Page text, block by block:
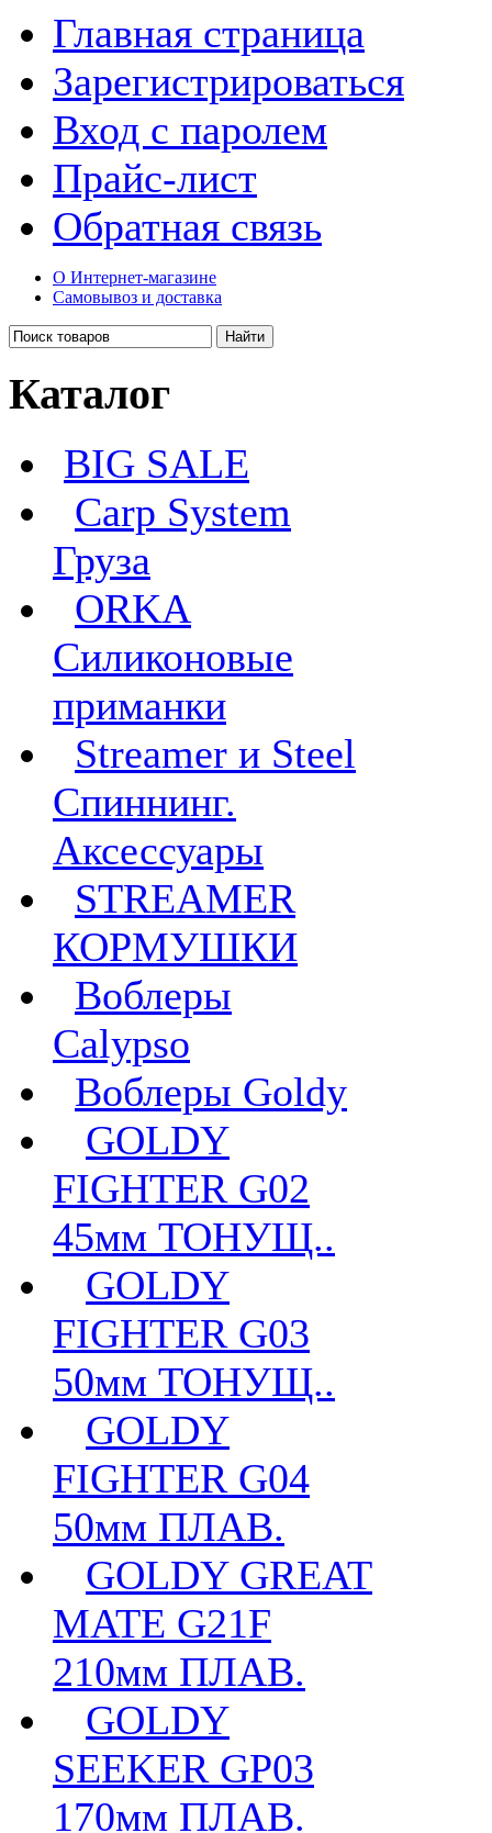
Главная страница
Зарегистрироваться
Вход с паролем
Прайс-лист
Обратная связь
О Интернет-магазине
Самовывоз и доставка
Каталог
BIG SALE
Carp System
Груза
ORKA
Силиконовые
приманки
Streamer и Steel
Спиннинг.
Аксессуары
STREAMER
КОРМУШКИ
Воблеры
Calypso
Воблеры Goldy
GOLDY
FIGHTER G02
45мм ТОНУЩ..
GOLDY
FIGHTER G03
50мм ТОНУЩ..
GOLDY
FIGHTER G04
50мм ПЛАВ.
GOLDY GREAT
MATE G21F
210мм ПЛАВ.
GOLDY
SEEKER GP03
170мм ПЛАВ.